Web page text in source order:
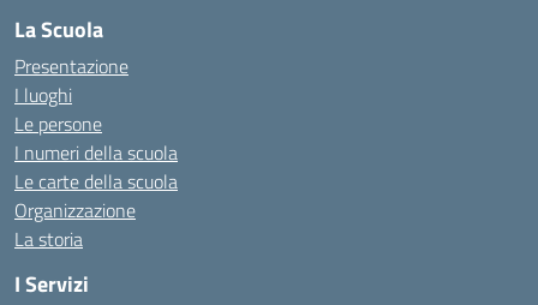
La Scuola
Presentazione
I luoghi
Le persone
I numeri della scuola
Le carte della scuola
Organizzazione
La storia
I Servizi